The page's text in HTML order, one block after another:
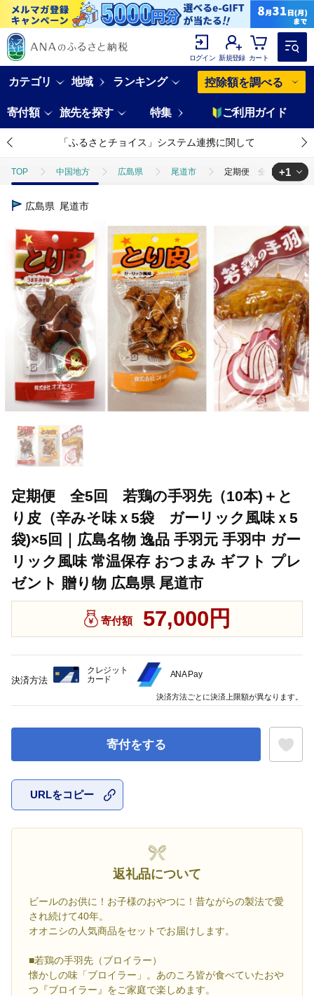
ログイン 新規登録 カート
カテゴリ 地域 ランキング 控除額を調べる
寄付額 旅先を探す 特集 ご利用ガイド
「ふるさとチョイス」システム連携に関して
TOP 中国地方 広島県 尾道市 定期便 全5回 若鶏の
TOP
+1
広島県 尾道市
定期便 全5回 若鶏の手羽先（10本)＋と
り皮（辛みそ味ｘ5袋 ガーリック風味ｘ5
袋)×5回｜広島名物 逸品 手羽元 手羽中 ガー
リック風味 常温保存 おつまみ ギフト プレ
ゼント 贈り物 広島県 尾道市
寄付額 57,000円
寄付をする
URLをコピー
返礼品について
ビールのお供に！お子様のおやつに！昔ながらの製法で愛
され続けて40年。
オオニシの人気商品をセットでお届けします。
■若鶏の手羽先（ブロイラー）
懐かしの味「ブロイラー」。あのころ皆が食べていたおや
つ『ブロイラー』をご家庭で楽しめます。
決済方法
クレジット
カード
ANA Pay
決済方法ごとに決済上限額が異なります。